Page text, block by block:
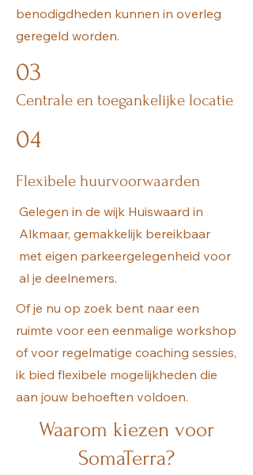
benodigdheden kunnen in overleg
geregeld worden.
03
Centrale en toegankelijke locatie
04
Flexibele huurvoorwaarden
Gelegen in de wijk Huiswaard in
Alkmaar, gemakkelijk bereikbaar
met eigen parkeergelegenheid voor
al je deelnemers.
Of je nu op zoek bent naar een
ruimte voor een eenmalige workshop
of voor regelmatige coaching sessies,
ik bied flexibele mogelijkheden die
aan jouw behoeften voldoen.
Waarom kiezen voor
SomaTerra?